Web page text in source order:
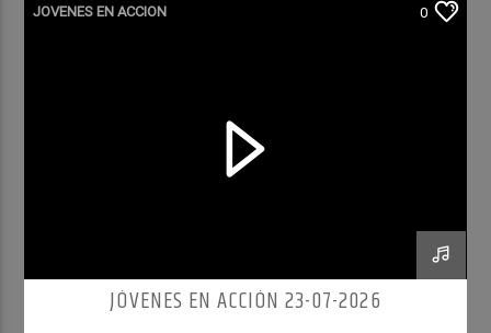
JOVENES EN ACCION 0
JÓVENES EN ACCIÓN 23-07-2026